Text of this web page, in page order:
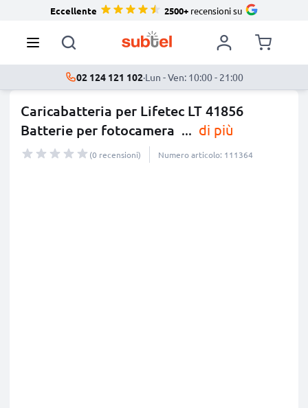
Eccellente 2500+recensioni su
02 124 121 102·Lun - Ven: 10:00 - 21:00
Caricabatteria per Lifetec LT 41856
Batterie per fotocamera ... di più
(0 recensioni) Numero articolo: 111364